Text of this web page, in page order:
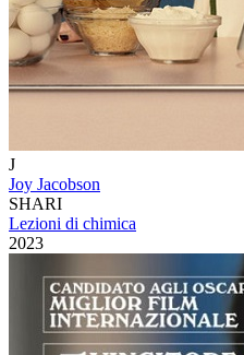
J
Joy Jacobson
SHARI
Lezioni di chimica
2023